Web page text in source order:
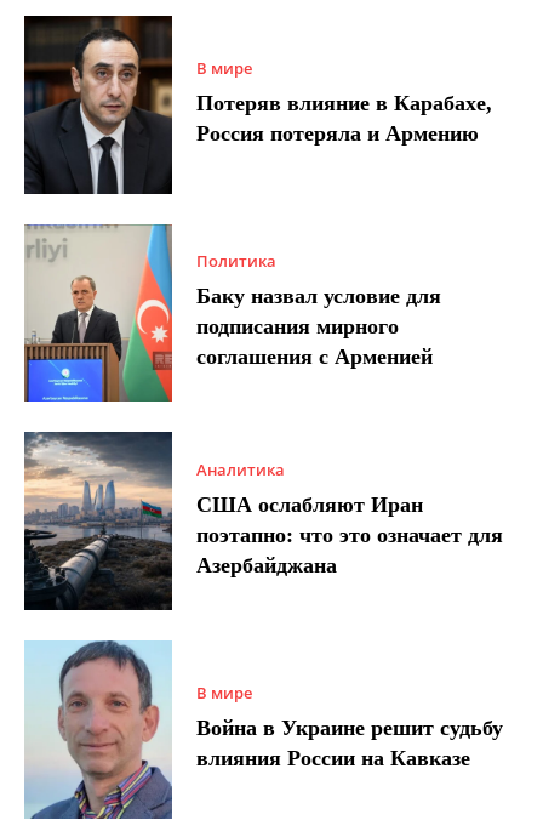
В мире
Потеряв влияние в Карабахе,
Россия потеряла и Армению
Политика
Баку назвал условие для
подписания мирного
соглашения с Арменией
Аналитика
США ослабляют Иран
поэтапно: что это означает для
Азербайджана
В мире
Война в Украине решит судьбу
влияния России на Кавказе